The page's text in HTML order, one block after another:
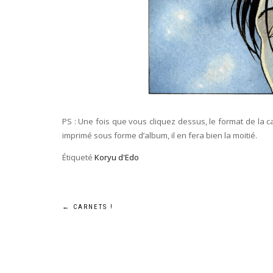
PS : Une fois que vous cliquez dessus, le format de la
imprimé sous forme d’album, il en fera bien la moitié.
Étiqueté Koryu d'Edo
Navigation
← CARNETS !